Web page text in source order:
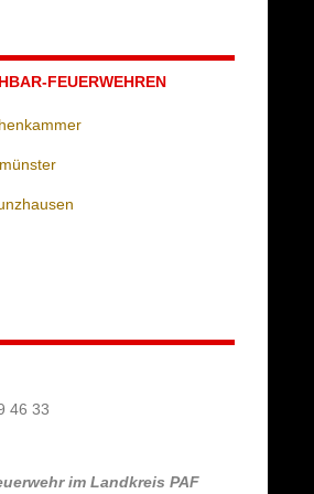
FEUERWEHREN
46 33
im Landkreis PAF